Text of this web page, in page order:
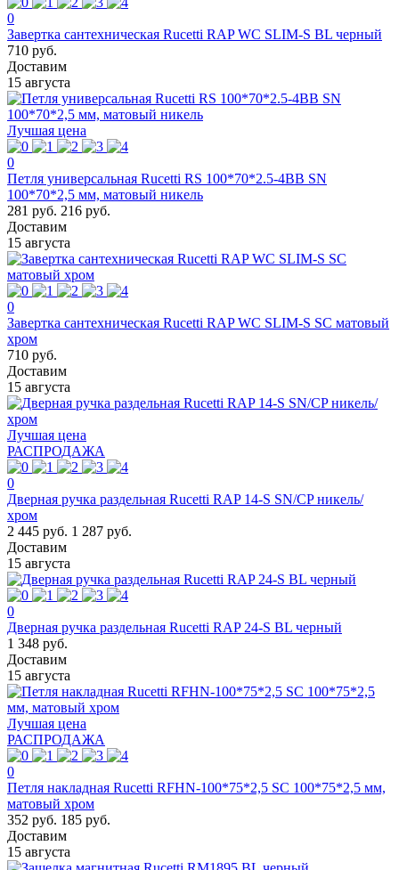
0
Завертка сантехническая Rucetti RAP WC SLIM-S BL черный
710 руб.
Доставим
15 августа
Лучшая цена
0
Петля универсальная Rucetti RS 100*70*2.5-4BB SN
100*70*2,5 мм, матовый никель
281 руб. 216 руб.
Доставим
15 августа
0
Завертка сантехническая Rucetti RAP WC SLIM-S SC матовый
хром
710 руб.
Доставим
15 августа
Лучшая цена
РАСПРОДАЖА
0
Дверная ручка раздельная Rucetti RAP 14-S SN/CP никель/
хром
2 445 руб. 1 287 руб.
Доставим
15 августа
0
Дверная ручка раздельная Rucetti RAP 24-S BL черный
1 348 руб.
Доставим
15 августа
Лучшая цена
РАСПРОДАЖА
0
Петля накладная Rucetti RFHN-100*75*2,5 SC 100*75*2,5 мм,
матовый хром
352 руб. 185 руб.
Доставим
15 августа